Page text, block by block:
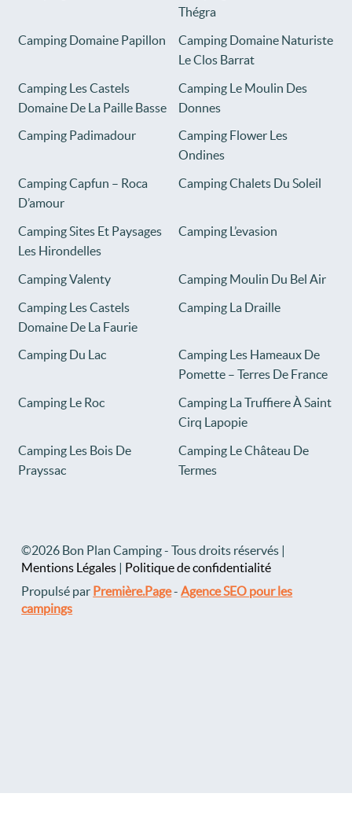
Thégra
Camping Domaine Papillon
Camping Domaine Naturiste
Le Clos Barrat
Camping Les Castels
Domaine De La Paille Basse
Camping Le Moulin Des
Donnes
Camping Padimadour
Camping Flower Les
Ondines
Camping Capfun – Roca
D’amour
Camping Chalets Du Soleil
Camping Sites Et Paysages
Les Hirondelles
Camping L’evasion
Camping Valenty
Camping Moulin Du Bel Air
Camping Les Castels
Domaine De La Faurie
Camping La Draille
Camping Du Lac
Camping Les Hameaux De
Pomette – Terres De France
Camping Le Roc
Camping La Truffiere À Saint
Cirq Lapopie
Camping Les Bois De
Prayssac
Camping Le Château De
Termes
©2026 Bon Plan Camping - Tous droits réservés |
Mentions Légales | Politique de confidentialité
Propulsé par Première.Page-Agence SEO pour les
campings